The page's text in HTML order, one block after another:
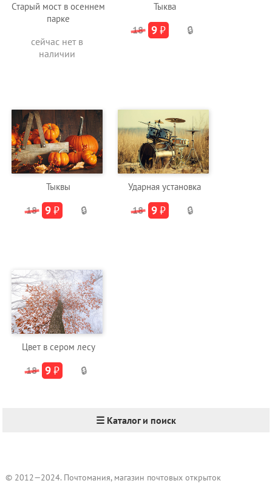
Старый мост в осеннем
парке
сейчас нет в
наличии
Тыква
18 9₽ 🔒
Тыквы
18 9₽ 🔒
Ударная установка
18 9₽ 🔒
Цвет в сером лесу
18 9₽ 🔒
☰ Каталог и поиск
© 2012—2024. Почтомания, магазин почтовых открыток